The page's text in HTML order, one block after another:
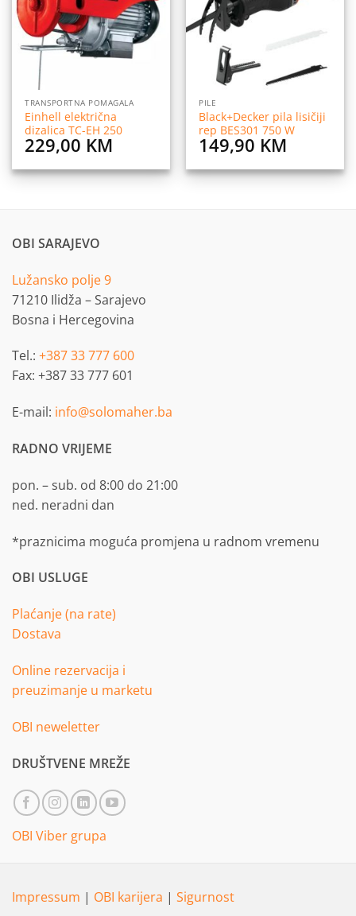
želja
TRANSPORTNA POMAGALA
Einhell električna
dizalica TC-EH 250
229,00 KM
PILE
Black+Decker pila lisičiji
rep BES301 750 W
149,90 KM
OBI SARAJEVO
Lužansko polje 9
71210 Ilidža – Sarajevo
Bosna i Hercegovina
Tel.: +387 33 777 600
Fax: +387 33 777 601
E-mail: info@solomaher.ba
RADNO VRIJEME
pon. – sub. od 8:00 do 21:00
ned. neradni dan
*praznicima moguća promjena u radnom vremenu
OBI USLUGE
Plaćanje (na rate)
Dostava
Online rezervacija i
preuzimanje u marketu
OBI neweletter
DRUŠTVENE MREŽE
OBI Viber grupa
Impressum | OBI karijera | Sigurnost